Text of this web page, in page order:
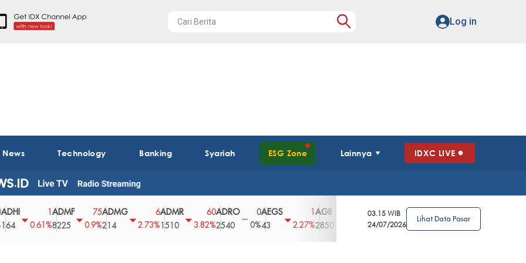
Log in
Technology Banking Syariah ESG Zone Lainnya IDXC LIVE
0.61%
ADMF
8225
75
0.9%
ADMG
214
2.73%
ADMR
1510
60
3.82%
ADRO
2540
0
0%
AEGS
2.27% 2850
3.39%
AGRO
4
2.63%
AGRS
62
0%
03.15 WIB
24/07/2026
Lihat Data Pasar